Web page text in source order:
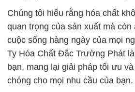
Chúng tôi hiểu rằng hóa chất
quan trọng của sản xuất mà
cuộc sống hàng ngày của mọi
Ty Hóa Chất Đắc Trường Phát
bạn, mang lại giải pháp tối ưu
chóng cho mọi nhu cầu của bạn.